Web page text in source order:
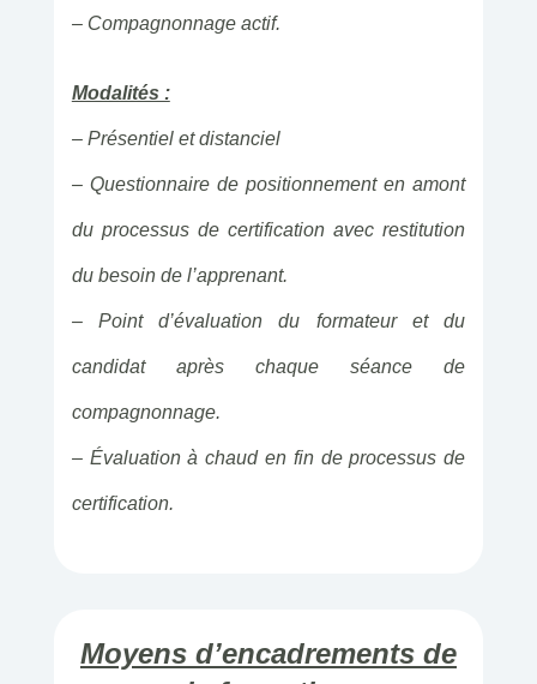
– Compagnonnage actif.
Modalités :
– Présentiel et distanciel
– Questionnaire de positionnement en amont
du processus de certification avec restitution
du besoin de l’apprenant.
– Point d’évaluation du formateur et du
candidat après chaque séance de
compagnonnage.
– Évaluation à chaud en fin de processus de
certification.
Moyens d’encadrements de